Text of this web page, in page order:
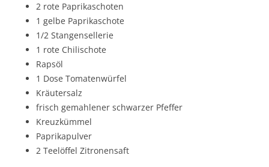
2 rote Paprikaschoten
1 gelbe Paprikaschote
1/2 Stangensellerie
1 rote Chilischote
Rapsöl
1 Dose Tomatenwürfel
Kräutersalz
frisch gemahlener schwarzer Pfeffer
Kreuzkümmel
Paprikapulver
2 Teelöffel Zitronensaft